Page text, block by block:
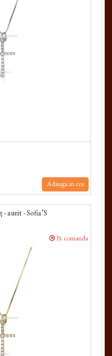
Adauga in cos
aurit - Sofia’S
Pe comanda